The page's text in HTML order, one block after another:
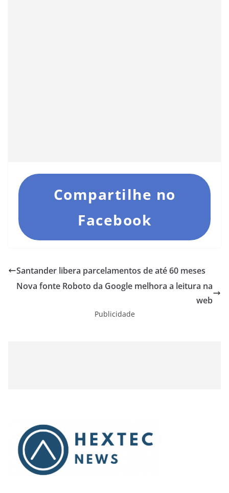
Compartilhe no
Facebook
Santander libera parcelamentos de até 60 meses
Nova fonte Roboto da Google melhora a leitura na
web
Publicidade